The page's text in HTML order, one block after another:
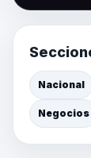
Nacional
Negocios